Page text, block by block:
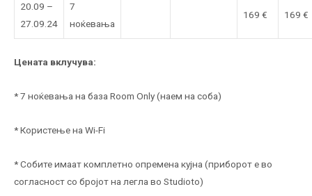
20.09 –
27.09.24
7
ноќевања
169 € 169 €
Цената вклучува:
* 7 ноќевања на база Room Only (наем на соба)
* Користење на Wi-Fi
* Собите имаат комплетно опремена кујна (приборот е во
согласност со бројот на легла во Studioto)